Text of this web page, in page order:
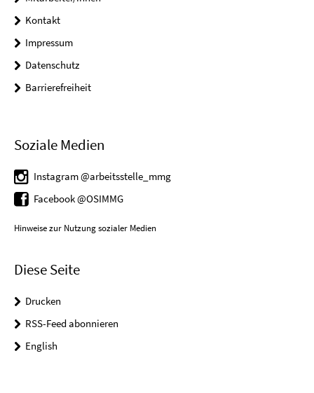
Kontakt
Impressum
Datenschutz
Barrierefreiheit
Soziale Medien
Instagram @arbeitsstelle_mmg
Facebook @OSIMMG
Hinweise zur Nutzung sozialer Medien
Diese Seite
Drucken
RSS-Feed abonnieren
English